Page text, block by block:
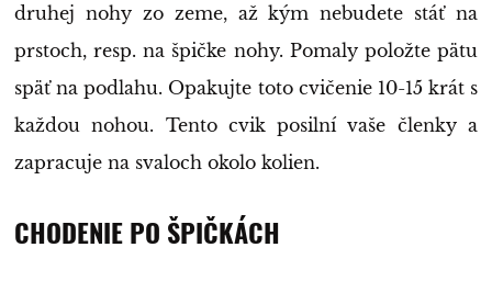
druhej nohy zo zeme, až kým nebudete stáť na
prstoch, resp. na špičke nohy. Pomaly položte pätu
späť na podlahu. Opakujte toto cvičenie 10-15 krát s
každou nohou. Tento cvik posilní vaše členky a
zapracuje na svaloch okolo kolien.
CHODENIE PO ŠPIČKÁCH